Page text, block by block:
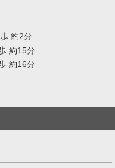
約2分
約15分
約16分